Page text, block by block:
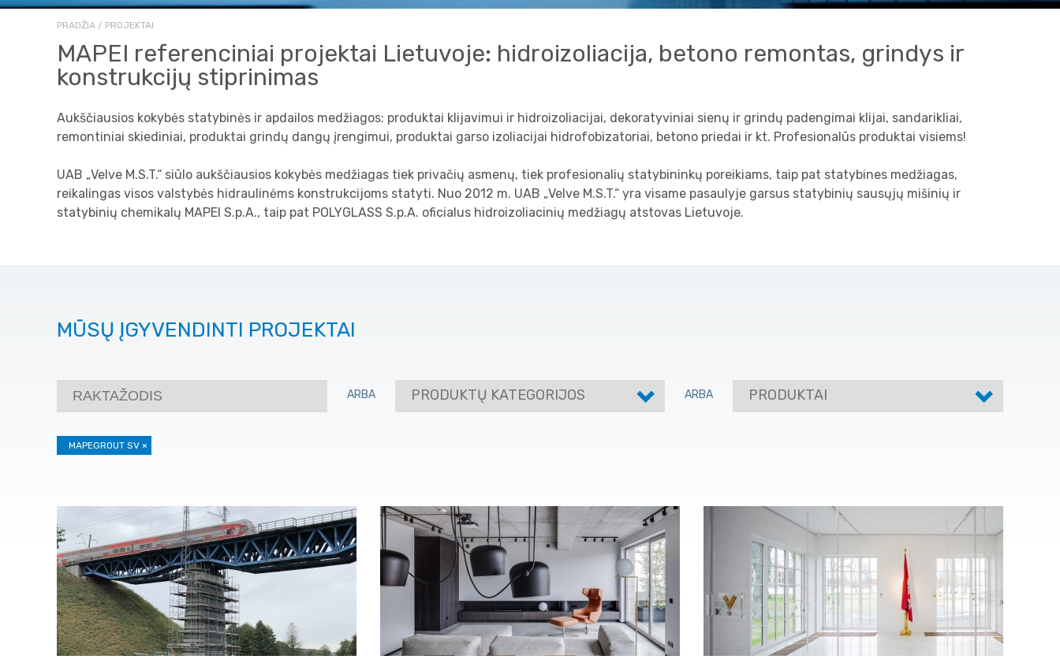
PRADŽIA PROJEKTAI
MAPEI referenciniai projektai Lietuvoje: hidroizoliacija, betono remontas, grindys ir
konstrukcijų stiprinimas
Aukščiausios kokybės statybinės ir apdailos medžiagos: produktai klijavimui ir hidroizoliacijai, dekoratyviniai sienų ir grindų padengimai klijai, sandarikliai,
remontiniai skiediniai, produktai grindų dangų įrengimui, produktai garso izoliacijai hidrofobizatoriai, betono priedai ir kt. Profesionalūs produktai visiems!
UAB „Velve M.S.T.“ siūlo aukščiausios kokybės medžiagas tiek privačių asmenų, tiek profesionalių statybininkų poreikiams, taip pat statybines medžiagas,
reikalingas visos valstybės hidraulinėms konstrukcijoms statyti. Nuo 2012 m. UAB „Velve M.S.T.“ yra visame pasaulyje garsus statybinių sausųjų mišinių ir
statybinių chemikalų MAPEI S.p.A., taip pat POLYGLASS S.p.A. oficialus hidroizoliacinių medžiagų atstovas Lietuvoje.
MŪSŲ ĮGYVENDINTI PROJEKTAI
ARBA PRODUKTŲ KATEGORIJOS ARBA PRODUKTAI
MAPEGROUT SV ×